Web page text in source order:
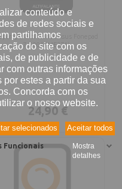
conteúdo e
de redes sociais e
partilhamos
do site com os
de publicidade e de
com outras informações
estes a partir da sua
Concorda com os
o nosso website.
Aceitar todos
selecionados
Funcionais
Mostra
detalhes
altifalante Asus Fonepad
7 K004 (ME371)
24,90 €